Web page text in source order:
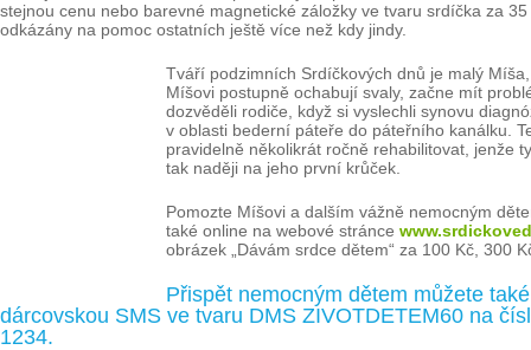
stejnou cenu nebo barevné magnetické záložky ve tvaru srdíčka za
odkázány na pomoc ostatních ještě více než kdy jindy.
Tváří podzimních Srdíčkových dnů je malý
Míšovi postupně ochabují svaly, začne mít
dozvěděli rodiče, když si vyslechli synovu
v oblasti bederní páteře do páteřního kanálku.
pravidelně několikrát ročně rehabilitovat, jenže
tak naději na jeho první krůček.
Pomozte Míšovi a dalším vážně nemocným
také online na webové stránce
obrázek „Dávám srdce dětem“ za 100 Kč, 300
Přispět nemocným dětem můžete
dárcovskou SMS ve tvaru DMS ZIVOTDETEM60 na
1234.